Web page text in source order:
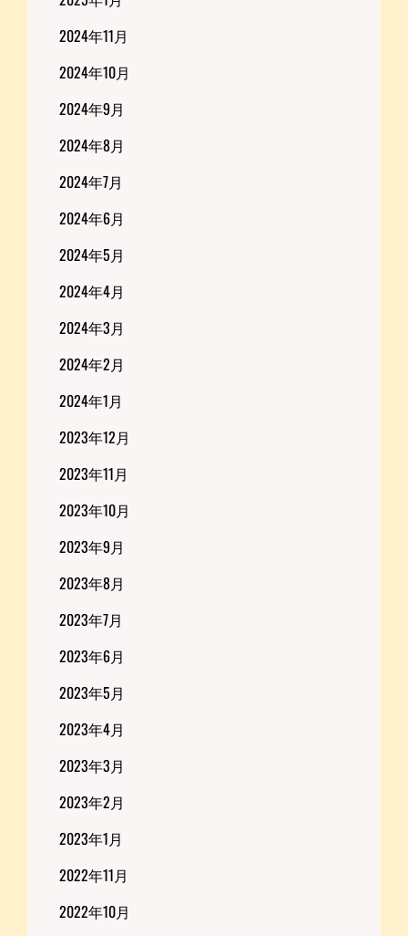
2024年11月
2024年10月
2024年9月
2024年8月
2024年7月
2024年6月
2024年5月
2024年4月
2024年3月
2024年2月
2024年1月
2023年12月
2023年11月
2023年10月
2023年9月
2023年8月
2023年7月
2023年6月
2023年5月
2023年4月
2023年3月
2023年2月
2023年1月
2022年11月
2022年10月